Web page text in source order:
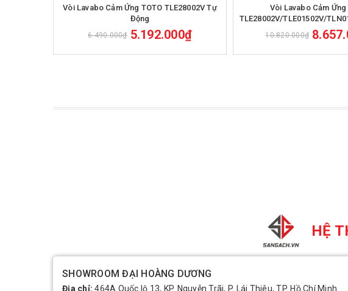
Vòi Lavabo Cảm Ứng TOTO TLE28002V Tự
Động
6.490.000₫ 5.192.000₫
Vòi Lavabo Cảm Ứng
TLE28002V/TLE01502V/
10.820.000₫
HỆ
SHOWROOM ĐẠI HOÀNG DƯƠNG
Địa chỉ:464A Quốc lộ 13, KP. Nguyễn Trãi, P. Lái Thiêu, TP. Hồ Chí Minh